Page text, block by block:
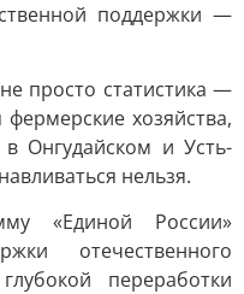
поддержки —
просто статистика —
хозяйства,
в Онгудайском и Усть-
нельзя.
«Единой России»
отечественного
переработки